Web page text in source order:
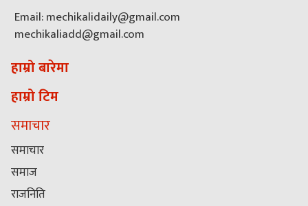
Email: mechikalidaily@gmail.com
mechikaliadd@gmail.com
हाम्रो बारेमा
हाम्रो टिम
समाचार
समाचार
समाज
राजनिति